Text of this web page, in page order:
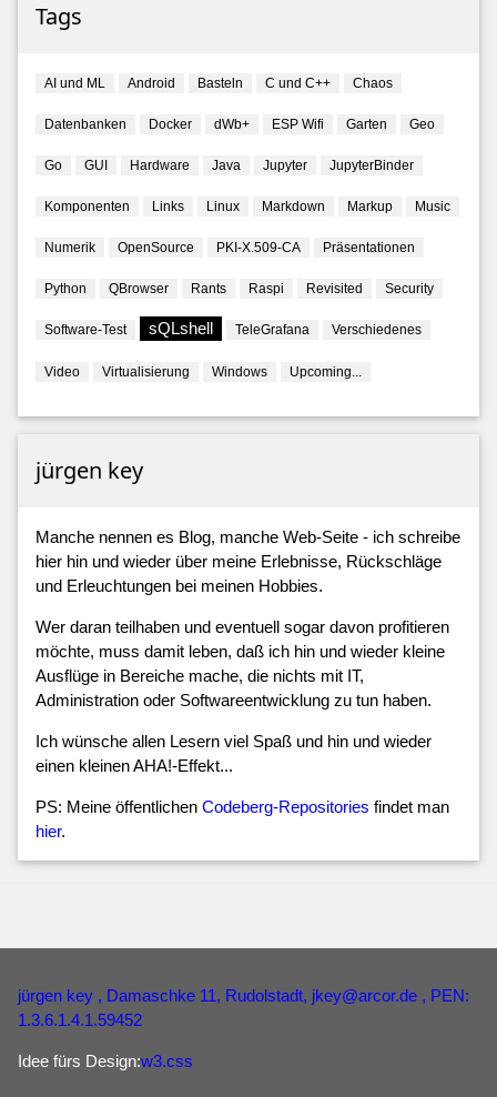
Tags
AI und ML Android Basteln C und C++ Chaos
Datenbanken Docker dWb+ ESP Wifi Garten Geo
Go GUI Hardware Java Jupyter JupyterBinder
Komponenten Links Linux Markdown Markup Music
Numerik OpenSource PKI-X.509-CA Präsentationen
Python QBrowser Rants Raspi Revisited Security
Software-Test sQLshell TeleGrafana Verschiedenes
Video Virtualisierung Windows Upcoming...
jürgen key
Manche nennen es Blog, manche Web-Seite - ich schreibe
hier hin und wieder über meine Erlebnisse, Rückschläge
und Erleuchtungen bei meinen Hobbies.
Wer daran teilhaben und eventuell sogar davon profitieren
möchte, muss damit leben, daß ich hin und wieder kleine
Ausflüge in Bereiche mache, die nichts mit IT,
Administration oder Softwareentwicklung zu tun haben.
Ich wünsche allen Lesern viel Spaß und hin und wieder
einen kleinen AHA!-Effekt...
PS: Meine öffentlichen Codeberg-Repositories findet man
hier.
jürgen key , Damaschke 11, Rudolstadt, jkey@arcor.de , PEN:
1.3.6.1.4.1.59452
Idee fürs Design:w3.css